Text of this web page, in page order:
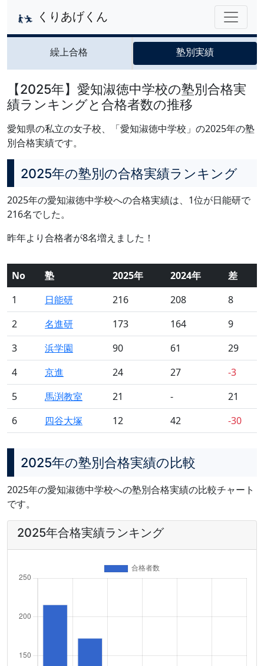
くりあげくん
繰上合格 塾別実績
【2025年】愛知淑徳中学校の塾別合格実
績ランキングと合格者数の推移
愛知県の私立の女子校、「愛知淑徳中学校」の2025年の塾
別合格実績です。
2025年の塾別の合格実績ランキング
2025年の愛知淑徳中学校への合格実績は、1位が日能研で
216名でした。
昨年より合格者が8名増えました！
No 塾 2025年 2024年
差
1
日能研 216 208
8
2
名進研 173 164
9
3
浜学園 90 61
29
4
京進 24 27
-3
5
馬渕教室 21 -
21
6
四谷大塚 12 42 -30
2025年の塾別合格実績の比較
2025年の愛知淑徳中学校への塾別合格実績の比較チャート
です。
2025年合格実績ランキング